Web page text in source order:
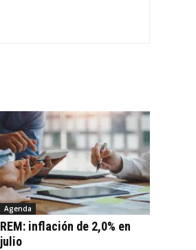
Agenda
REM: inflación de 2,0% en
julio